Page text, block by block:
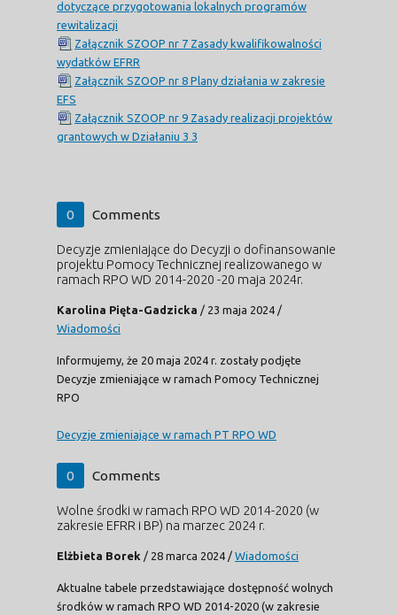
dotyczące przygotowania lokalnych programów
rewitalizacji
Załącznik SZOOP nr 7 Zasady kwalifikowalności
wydatków EFRR
Załącznik SZOOP nr 8 Plany działania w zakresie
EFS
Załącznik SZOOP nr 9 Zasady realizacji projektów
grantowych w Działaniu 3 3
0 Comments
Decyzje zmieniające do Decyzji o dofinansowanie
projektu Pomocy Technicznej realizowanego w
ramach RPO WD 2014-2020 -20 maja 2024r.
Karolina Pięta-Gadzicka / 23 maja 2024 /
Wiadomości
Informujemy, że 20 maja 2024 r. zostały podjęte
Decyzje zmieniające w ramach Pomocy Technicznej
RPO
Decyzje zmieniające w ramach PT RPO WD
0 Comments
Wolne środki w ramach RPO WD 2014-2020 (w
zakresie EFRR i BP) na marzec 2024 r.
Elżbieta Borek / 28 marca 2024 / Wiadomości
Aktualne tabele przedstawiające dostępność wolnych
środków w ramach RPO WD 2014-2020 (w zakresie